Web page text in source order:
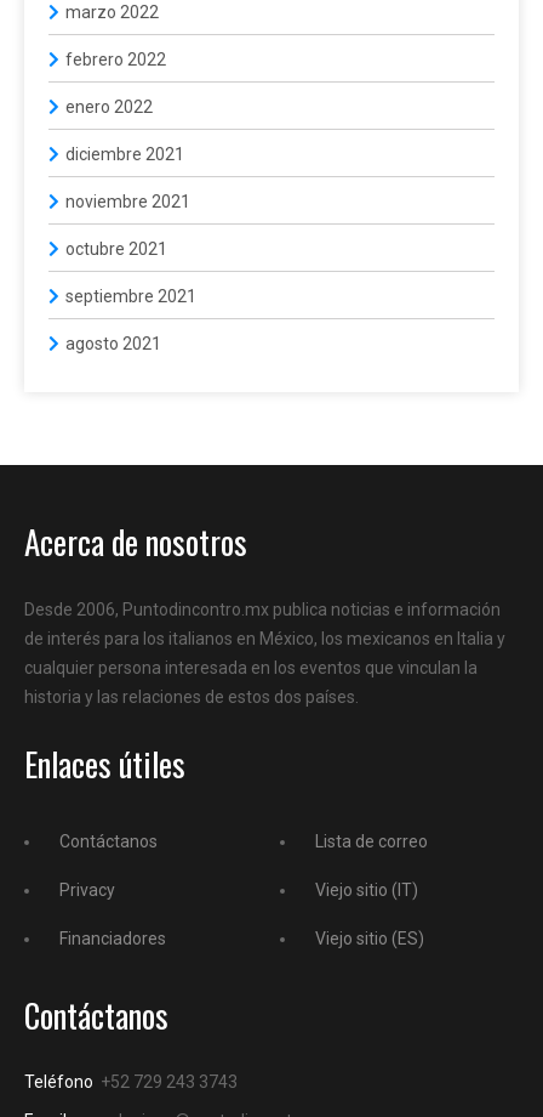
marzo 2022
febrero 2022
enero 2022
diciembre 2021
noviembre 2021
octubre 2021
septiembre 2021
agosto 2021
Acerca de nosotros
Desde 2006, Puntodincontro.mx publica noticias e información
de interés para los italianos en México, los mexicanos en Italia y
cualquier persona interesada en los eventos que vinculan la
historia y las relaciones de estos dos países.
Enlaces útiles
Contáctanos
Privacy
Financiadores
Lista de correo
Viejo sitio (IT)
Viejo sitio (ES)
Contáctanos
Teléfono +52 729 243 3743